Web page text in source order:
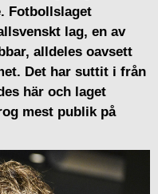
Fotbollslaget
lag, en av
alldeles oavsett
Det har suttit i från
här och laget
mest publik på